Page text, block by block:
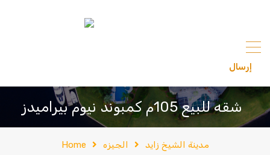
إرسال
شقه للبيع 105م كمبوند نيوم بيراميدز
Home الجيزه مدينة الشيخ زايد